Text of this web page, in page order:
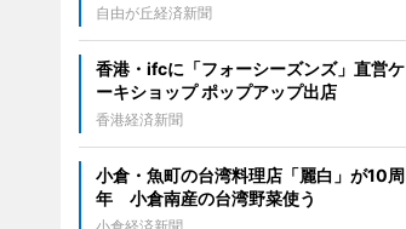
自由が丘経済新聞
香港・ifcに「フォーシーズンズ」直営ケ
ーキショップ ポップアップ出店
香港経済新聞
小倉・魚町の台湾料理店「麗白」が10周
年 小倉南産の台湾野菜使う